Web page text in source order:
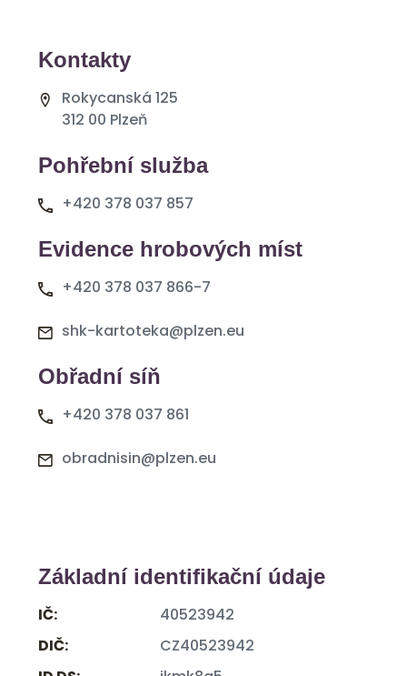
Kontakty
Rokycanská 125
312 00 Plzeň
Pohřební služba
+420 378 037 857
Evidence hrobových míst
+420 378 037 866-7
shk-kartoteka@plzen.eu
Obřadní síň
+420 378 037 861
obradnisin@plzen.eu
Základní identifikační údaje
IČ:
40523942
DIČ:
CZ40523942